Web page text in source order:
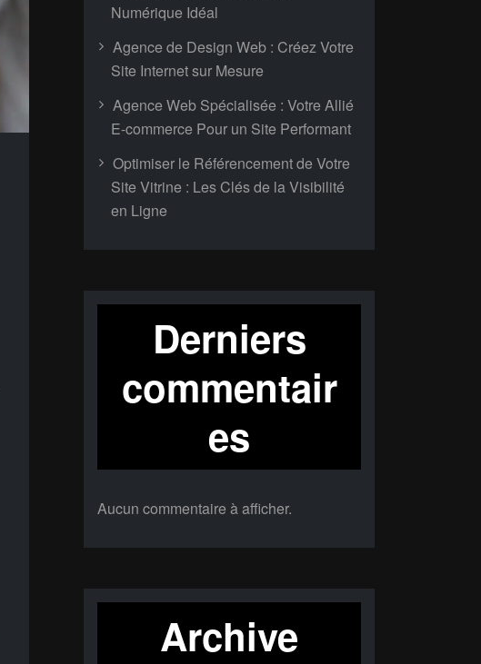
Numérique Idéal
Agence de Design Web : Créez Votre
Site Internet sur Mesure
Agence Web Spécialisée : Votre Allié
E-commerce Pour un Site Performant
Optimiser le Référencement de Votre
Site Vitrine : Les Clés de la Visibilité
en Ligne
Derniers
commentair
es
Aucun commentaire à afficher.
Archive